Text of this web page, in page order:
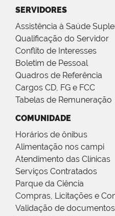
SERVIDORES
Assistência à Saúde
Qualificação do Servidor
Conflito de Interesses
Boletim de Pessoal
Quadros de Referência
Cargos CD, FG e FCC
Tabelas de Remuneração
COMUNIDADE
Horários de ônibus
Alimentação nos campi
Atendimento das Clínicas
Serviços Contratados
Parque da Ciência
Compras, Licitações e
Validação de documentos